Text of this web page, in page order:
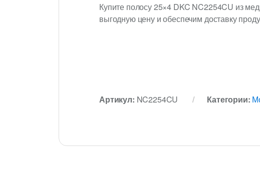
Купите полосу 25×4 DKC NC2254CU из
выгодную цену и обеспечим доставку
Артикул: NC2254CU Категории: